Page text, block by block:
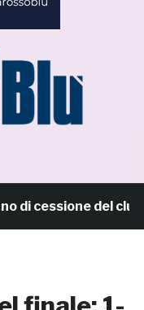
del club. IL